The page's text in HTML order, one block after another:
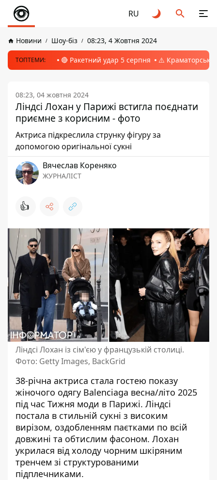
RU
Новини Шоу-біз 08:23, 4 Жовтня 2024
ТОПТЕМИ: 🔴 Ракетний удар 5 серпня ⚠️ Краматорськ,
08:23, 04 жовтня 2024
Ліндсі Лохан у Парижі встигла поєднати
приємне з корисним - фото
Актриса підкреслила струнку фігуру за
допомогою оригінальної сукні
Вячеслав Кореняко
ЖУРНАЛІСТ
👍
Ліндсі Лохан із сім'єю у французькій столиці.
Фото: Getty Images, BackGrid
38-річна актриса стала гостею показу
жіночого одягу Balenciaga весна/літо 2025
під час Тижня моди в Парижі. Ліндсі
постала в стильній сукні з високим
вирізом, оздобленням паєтками по всій
довжині та обтислим фасоном. Лохан
укрилася від холоду чорним шкіряним
тренчем зі структурованими
підплечниками.